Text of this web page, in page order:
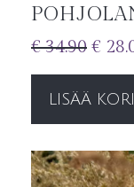
€34.90 €
LISÄÄ